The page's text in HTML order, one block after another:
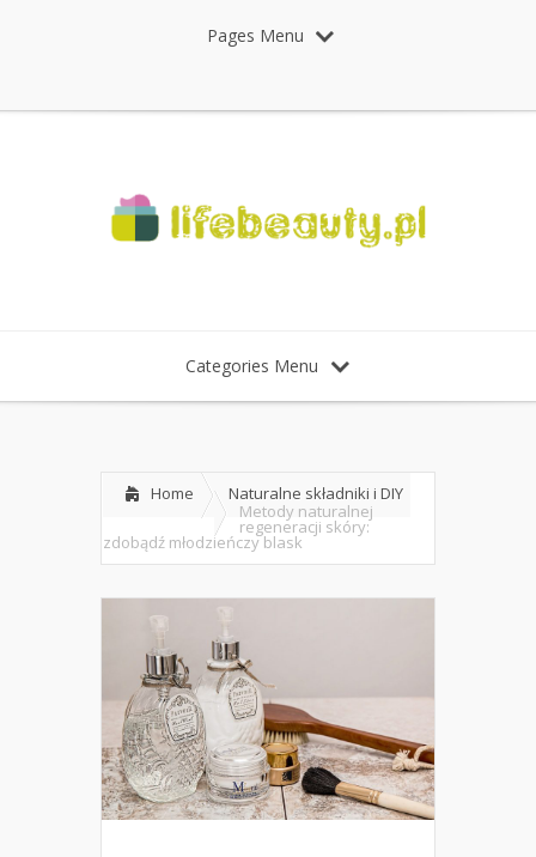
Pages Menu
Categories Menu
Home
Naturalne składniki i DIY
Metody naturalnej
regeneracji skóry:
zdobądź młodzieńczy blask